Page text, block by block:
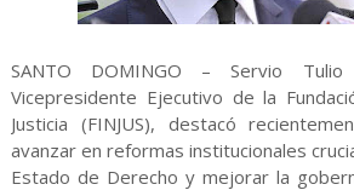
SANTO DOMINGO – Servio Tulio
Vicepresidente Ejecutivo de la
Justicia (FINJUS), destacó
avanzar en reformas institucionales
Estado de Derecho y mejorar la